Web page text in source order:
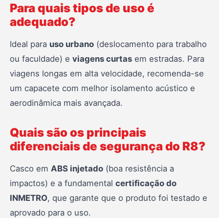
Para quais tipos de uso é
adequado?
Ideal para uso urbano (deslocamento para trabalho
ou faculdade) e viagens curtas em estradas. Para
viagens longas em alta velocidade, recomenda-se
um capacete com melhor isolamento acústico e
aerodinâmica mais avançada.
Quais são os principais
diferenciais de segurança do R8?
Casco em ABS injetado (boa resistência a
impactos) e a fundamental certificação do
INMETRO, que garante que o produto foi testado e
aprovado para o uso.